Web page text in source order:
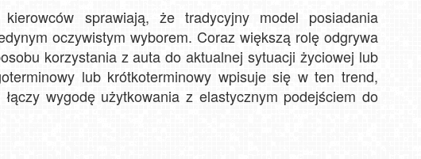
sprawiają, że tradycyjny model posiadania
oczywistym wyborem. Coraz większą rolę odgrywa
korzystania z auta do aktualnej sytuacji życiowej lub
lub krótkoterminowy wpisuje się w ten trend,
wygodę użytkowania z elastycznym podejściem do